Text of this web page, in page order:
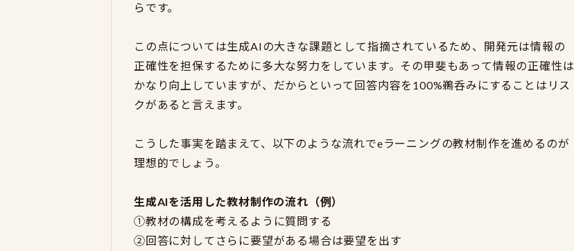
らです。
この点については生成AIの大きな課題として指摘されているため、開発元は情報の
正確性を担保するために多大な努力をしています。その甲斐もあって情報の正確性は
かなり向上していますが、だからといって回答内容を100%鵜呑みにすることはリス
クがあると言えます。
こうした事実を踏まえて、以下のような流れでeラーニングの教材制作を進めるのが
理想的でしょう。
生成AIを活用した教材制作の流れ（例）
①教材の構成を考えるように質問する
②回答に対してさらに要望がある場合は要望を出す